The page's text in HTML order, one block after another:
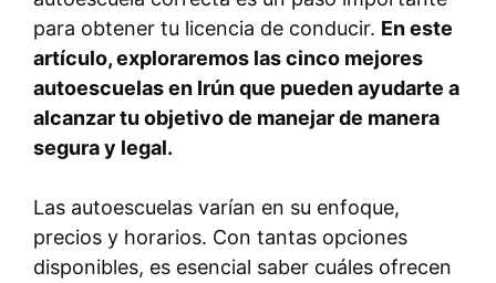
para obtener tu licencia de conducir. En este
artículo, exploraremos las cinco mejores
autoescuelas en Irún que pueden ayudarte a
alcanzar tu objetivo de manejar de manera
segura y legal.
Las autoescuelas varían en su enfoque,
precios y horarios. Con tantas opciones
disponibles, es esencial saber cuáles ofrecen